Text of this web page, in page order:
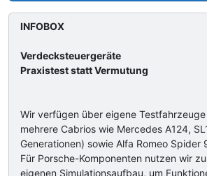
INFOBOX
Verdecksteuergeräte
Praxistest statt Vermutung
Wir verfügen über eigene
mehrere Cabrios wie Mercedes A124,
Generationen) sowie Alfa Romeo Spider
Für Porsche-Komponenten nutzen wir
eigenen Simulationsaufbau, um